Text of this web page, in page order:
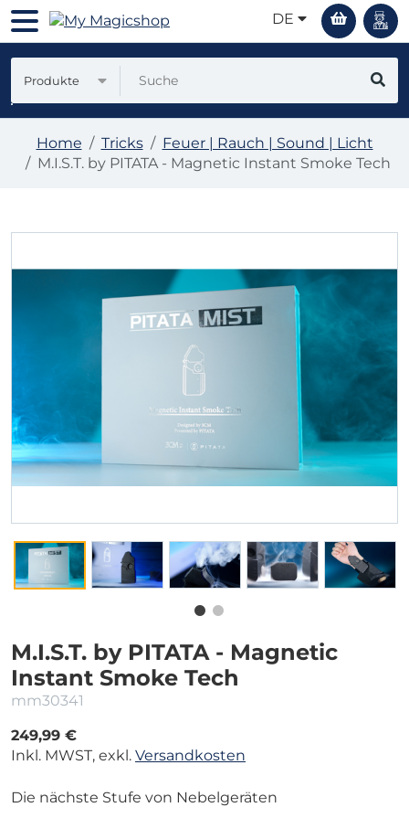
DE
Produkte
Home Tricks
Feuer | Rauch | Sound | Licht
M.I.S.T. by PITATA - Magnetic Instant Smoke Tech
M.I.S.T. by PITATA - Magnetic
Instant Smoke Tech
mm30341
249,99 €
Inkl. MWST, exkl. Versandkosten
Die nächste Stufe von Nebelgeräten